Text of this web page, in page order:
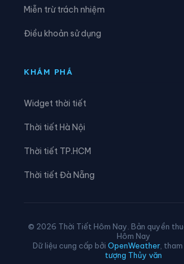
Xã Nam Cường
Xã Phụ Dực
Miễn trừ trách nhiệm
Điều khoản sử dụng
KHÁM PHÁ
Widget thời tiết
Thời tiết Hà Nội
Thời tiết TP.HCM
Thời tiết Đà Nẵng
© 2026 Thời Tiết Hôm Nay. Bản quyền
Hôm Nay
Dữ liệu cung cấp bởi OpenWeather,
tượng Thủy văn